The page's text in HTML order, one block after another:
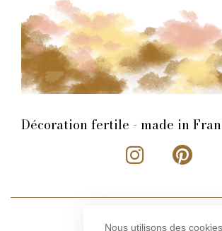
Décoration fertile - made in
Nous utilisons des